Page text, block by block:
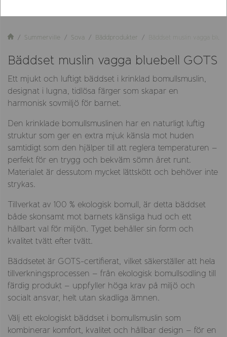
Summerville Sova Bäddprodukter Bäddset muslin vagga
Bäddset muslin vagga bluebell GOTS
Ett mjukt och luftigt bäddset i krinklad bomullsmuslin,
designat i lugna, tidlösa färger som skapar en
harmonisk sovmiljö för barnet.
Den krinklade bomullsmuslinen har en naturligt luftig
struktur som ger en extra mjuk känsla mot huden
samtidigt som den hjälper till att reglera temperaturen –
perfekt för en trygg och bekväm sömn året runt.
Materialet är dessutom mycket lättskött och behöver inte
strykas.
Tillverkat av 100 % ekologisk bomull, är detta bäddset
både skonsamt mot barnets känsliga hud och ett
hållbart val för miljön. Tyget behåller sin form och
kvalitet tvätt efter tvätt.
Bäddsetet är GOTS-certifierat, vilket säkerställer att hela
tillverkningsprocessen – från ekologisk bomullsodling till
färdig produkt – uppfyller höga krav på miljö och
socialt ansvar, helt utan skadliga ämnen.
Välj ett ekologiskt bäddset i bomullsmuslin som
kombinerar komfort, kvalitet och hållbar design – för en